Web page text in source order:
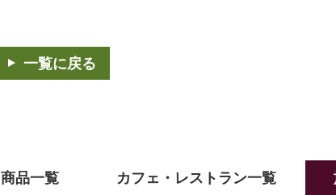
一覧に戻る
商品一覧 カフェ・レストラン一覧